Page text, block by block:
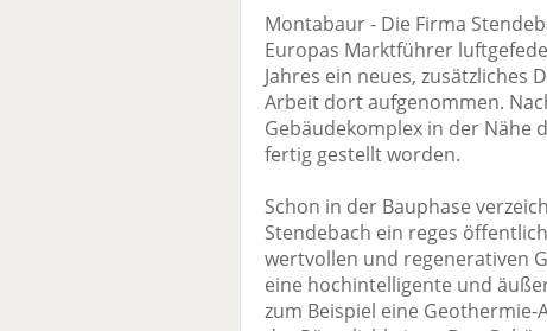
Montabaur - Die Firma
Europas Marktführer
Jahres ein neues, zusätzliches
Arbeit dort aufgenommen.
Gebäudekomplex in der Nähe
fertig gestellt worden.
Schon in der Bauphase
Stendebach ein reges
wertvollen und regenerativen
eine hochintelligente und
zum Beispiel eine